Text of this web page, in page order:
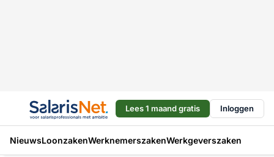
Lees 1 maand gratis Inloggen
NieuwsLoonzakenWerknemerszakenWerkgeverszaken